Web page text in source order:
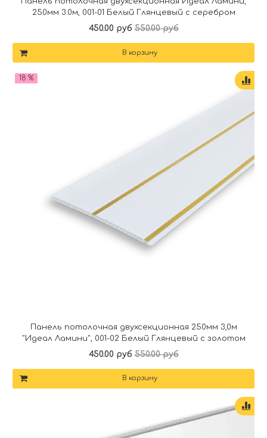
250мм 3.0м, 001-01 Белый Глянцевый с серебром
450.00 руб 550.00 руб
В корзину
18 %
Панель потолочная двухсекционная 250мм 3,0м
"Идеал Ламини", 001-02 Белый Глянцевый с золотом
450.00 руб 550.00 руб
В корзину